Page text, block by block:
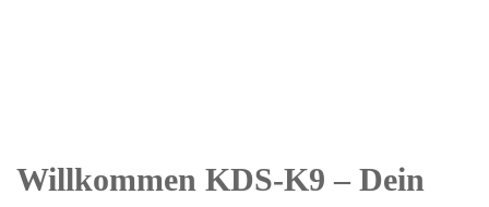
Willkommen KDS-K9 – Dein